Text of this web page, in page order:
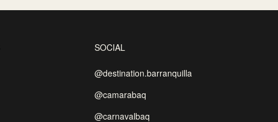
SOCIAL
@destination.barranquilla
@camarabaq
@carnavalbaq